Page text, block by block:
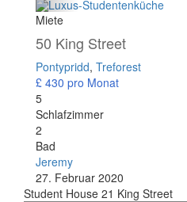
Miete
50 King Street
Pontypridd, Treforest
£ 430 pro Monat
5
Schlafzimmer
2
Bad
Jeremy
27. Februar 2020
Student House 21 King Street